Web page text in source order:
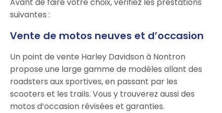
Avant de faire votre choix, vérifiez les prestations
suivantes :
Vente de motos neuves et d’occasion
Un point de vente Harley Davidson à Nontron
propose une large gamme de modèles allant des
roadsters aux sportives, en passant par les
scooters et les trails. Vous y trouverez aussi des
motos d’occasion révisées et garanties.